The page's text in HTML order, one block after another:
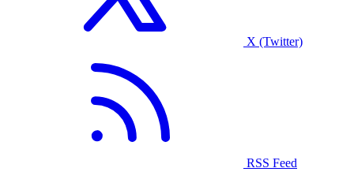
X (Twitter)
RSS Feed